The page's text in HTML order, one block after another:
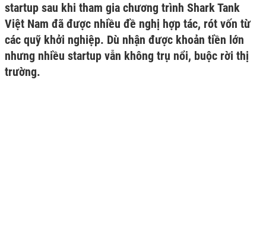
startup sau khi tham gia chương trình Shark Tank
Việt Nam đã được nhiều đề nghị hợp tác, rót vốn từ
các quỹ khởi nghiệp. Dù nhận được khoản tiền lớn
nhưng nhiều startup vẫn không trụ nổi, buộc rời thị
trường.